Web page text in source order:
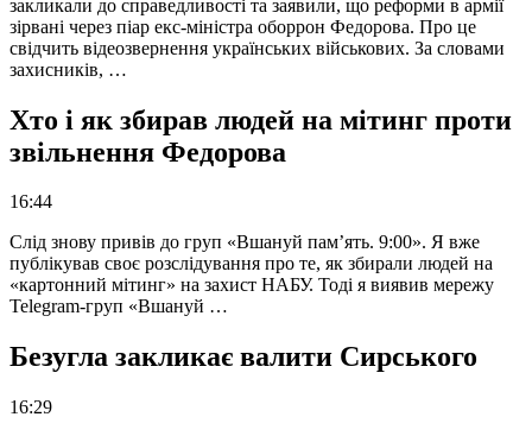
закликали до справедливості та заявили, що реформи в армії
зірвані через піар екс-міністра оборрон Федорова. Про це
свідчить відеозвернення українських військових. За словами
захисників, …
Хто і як збирав людей на мітинг проти
звільнення Федорова
16:44
Слід знову привів до груп «Вшануй пам’ять. 9:00». Я вже
публікував своє розслідування про те, як збирали людей на
«картонний мітинг» на захист НАБУ. Тоді я виявив мережу
Telegram-груп «Вшануй …
Безугла закликає валити Сирського
16:29